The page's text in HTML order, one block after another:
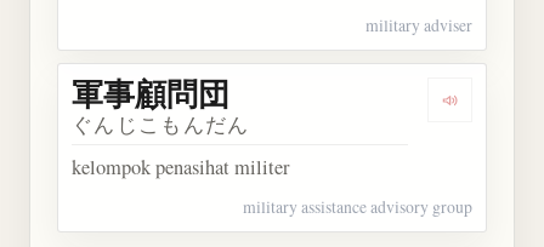
military adviser
Dengarkan
軍事顧問団
ぐんじこもんだん
kelompok penasihat militer
military assistance advisory group